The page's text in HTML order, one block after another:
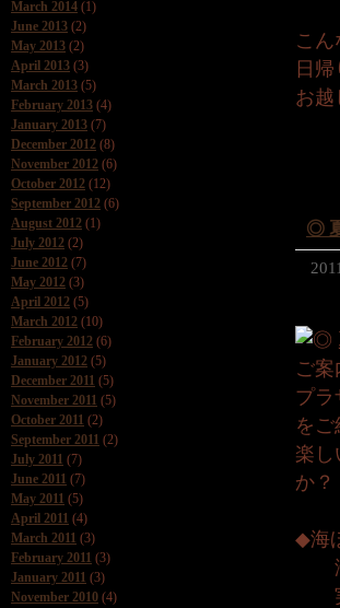
March 2014 (1)
June 2013 (2)
May 2013 (2)
April 2013 (3)
March 2013 (5)
February 2013 (4)
January 2013 (7)
December 2012 (8)
November 2012 (6)
October 2012 (12)
September 2012 (6)
August 2012 (1)
July 2012 (2)
June 2012 (7)
May 2012 (3)
April 2012 (5)
March 2012 (10)
February 2012 (6)
January 2012 (5)
December 2011 (5)
November 2011 (5)
October 2011 (2)
September 2011 (2)
July 2011 (7)
June 2011 (7)
May 2011 (5)
April 2011 (4)
March 2011 (3)
February 2011 (3)
January 2011 (3)
November 2010 (4)
こ
日
お越
◎
プラ
を
楽し
か？
◆海
海
実